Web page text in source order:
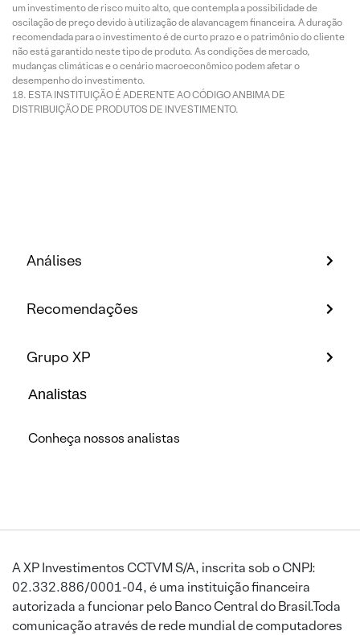
um investimento de risco muito alto, que contempla a possibilidade de
oscilação de preço devido à utilização de alavancagem financeira. A duração
recomendada para o investimento é de curto prazo e o patrimônio do cliente
não está garantido neste tipo de produto. As condições de mercado,
mudanças climáticas e o cenário macroeconômico podem afetar o
desempenho do investimento.
ESTA INSTITUIÇÃO É ADERENTE AO CÓDIGO ANBIMA DE
DISTRIBUIÇÃO DE PRODUTOS DE INVESTIMENTO.
Análises
Recomendações
Grupo XP
Analistas
Conheça nossos analistas
A XP Investimentos CCTVM S/A, inscrita sob o CNPJ:
02.332.886/0001-04, é uma instituição financeira
autorizada a funcionar pelo Banco Central do Brasil.Toda
comunicação através de rede mundial de computadores